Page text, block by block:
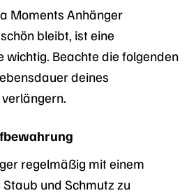
Moments Anhänger
bleibt, ist eine
wichtig. Beachte die folgenden
deines
regelmäßig mit einem
Staub und Schmutz zu